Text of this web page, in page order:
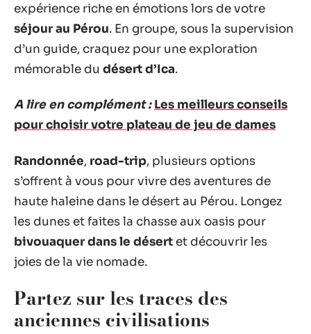
expérience riche en émotions lors de votre
séjour au Pérou. En groupe, sous la supervision
d’un guide, craquez pour une exploration
mémorable du désert d’Ica.
A lire en complément : Les meilleurs conseils
pour choisir votre plateau de jeu de dames
Randonnée, road-trip, plusieurs options
s’offrent à vous pour vivre des aventures de
haute haleine dans le désert au Pérou. Longez
les dunes et faites la chasse aux oasis pour
bivouaquer dans le désert et découvrir les
joies de la vie nomade.
Partez sur les traces des
anciennes civilisations